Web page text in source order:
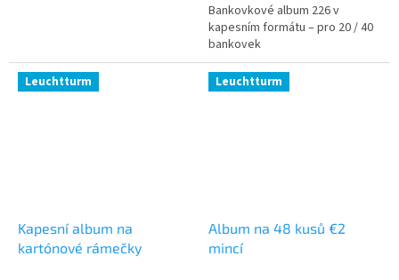
Bankovkové album 226 v
kapesním formátu – pro 20 / 40
bankovek
Leuchtturm
Kapesní album na
kartónové rámečky
Leuchtturm
Album na 48 kusů €2
mincí